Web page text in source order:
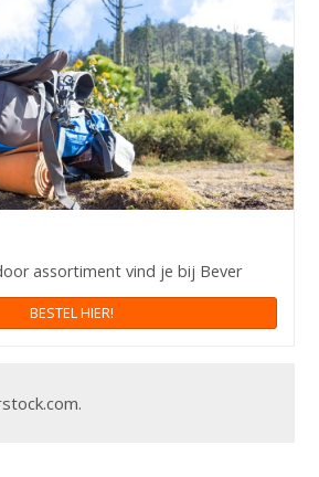
assortiment vind je bij Bever
BESTEL HIER!